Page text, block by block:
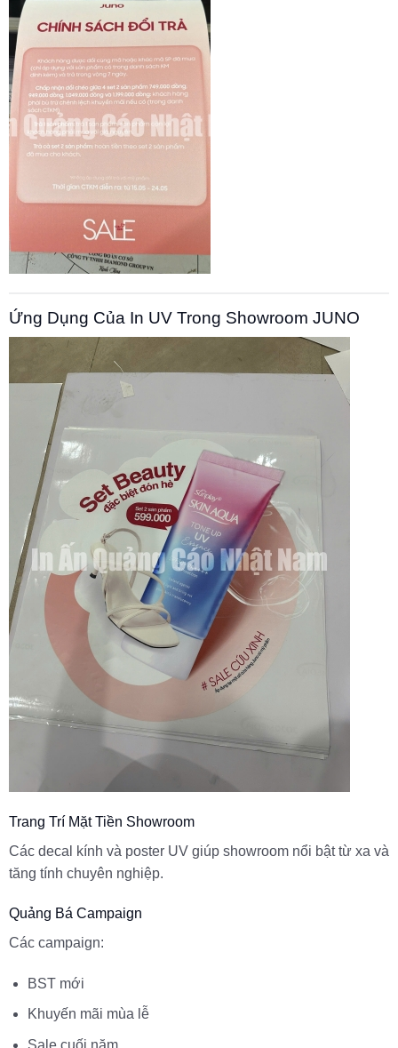
Ứng Dụng Của In UV Trong Showroom JUNO
Trang Trí Mặt Tiền Showroom
Các decal kính và poster UV giúp showroom nổi bật từ xa và
tăng tính chuyên nghiệp.
Quảng Bá Campaign
Các campaign:
BST mới
Khuyến mãi mùa lễ
Sale cuối năm